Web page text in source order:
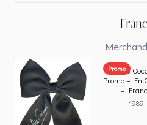
Promo
Visière
Promo – En
–
1989